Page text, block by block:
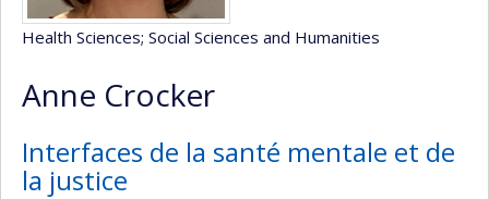
Health Sciences; Social Sciences and Humanities
Anne Crocker
Interfaces de la santé mentale et de
la justice